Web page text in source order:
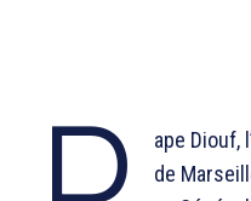
ape Diouf,
de